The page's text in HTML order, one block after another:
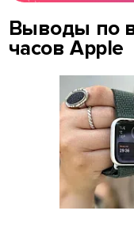
Выводы по
часов Apple